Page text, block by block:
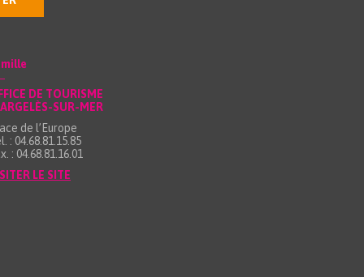
DE TOURISME
SUR-MER
de l’Europe
: 04.68.81.15.85
: 04.68.81.16.01
LE SITE